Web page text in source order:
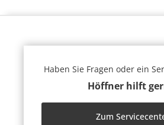
Haben Sie Fragen oder ein
Höffner hilft
Zum